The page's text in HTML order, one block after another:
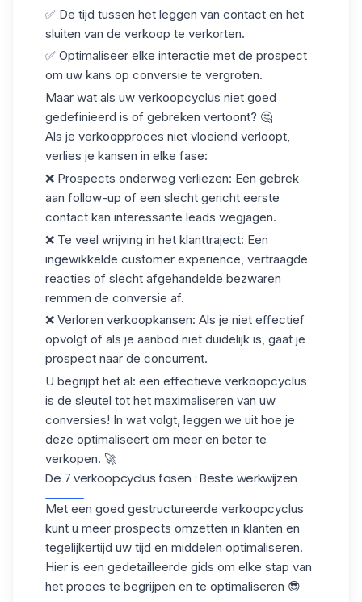
✅ De tijd tussen het leggen van contact en het
sluiten van de verkoop te verkorten.
✅ Optimaliseer elke interactie met de prospect
om uw kans op conversie te vergroten.
Maar wat als uw verkoopcyclus niet goed
gedefinieerd is of gebreken vertoont? 🤔
Als je verkoopproces niet vloeiend verloopt,
verlies je kansen in elke fase:
❌ Prospects onderweg verliezen: Een gebrek
aan follow-up of een slecht gericht eerste
contact kan interessante leads wegjagen.
❌ Te veel wrijving in het klanttraject: Een
ingewikkelde customer experience, vertraagde
reacties of slecht afgehandelde bezwaren
remmen de conversie af.
❌ Verloren verkoopkansen: Als je niet effectief
opvolgt of als je aanbod niet duidelijk is, gaat je
prospect naar de concurrent.
U begrijpt het al: een effectieve verkoopcyclus
is de sleutel tot het maximaliseren van uw
conversies! In wat volgt, leggen we uit hoe je
deze optimaliseert om meer en beter te
verkopen. 🚀
De 7 verkoopcyclus fasen : Beste werkwijzen
Met een goed gestructureerde verkoopcyclus
kunt u meer prospects omzetten in klanten en
tegelijkertijd uw tijd en middelen optimaliseren.
Hier is een gedetailleerde gids om elke stap van
het proces te begrijpen en te optimaliseren 😎